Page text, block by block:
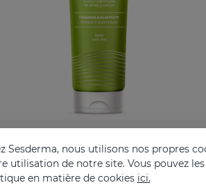
SESNATURA Créme Raffermissante Pour Le Corps Et Le Buste
Crème raffermissante pour les seins et le corps
Sesderma, nous utilisons nos propres
utilisation de notre site. Vous pouvez
en matière de cookies ici.